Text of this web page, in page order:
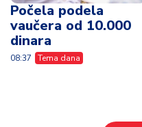
Počela podela
vaučera od 10.000
dinara
08:37 Tema dana